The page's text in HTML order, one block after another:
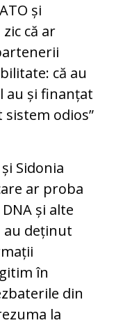
și
că ar
că au
au și finanțat
sistem odios”
Sidonia
ar proba
și alte
au deținut
în
din
la